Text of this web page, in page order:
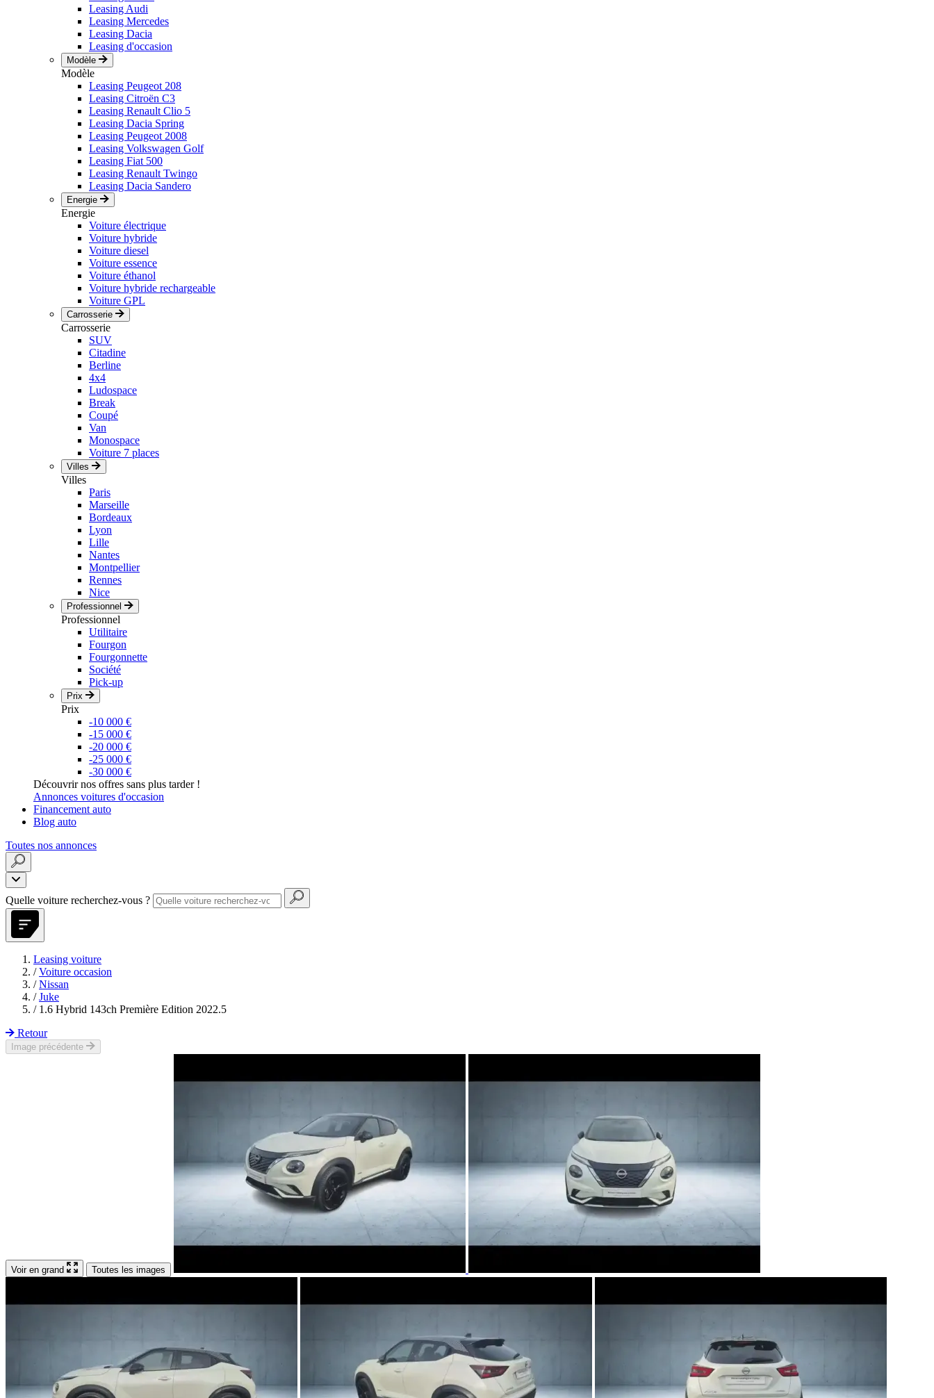
Leasing Audi
Leasing Mercedes
Leasing Dacia
Leasing d'occasion
Modèle
Modèle
Leasing Peugeot 208
Leasing Citroën C3
Leasing Renault Clio 5
Leasing Dacia Spring
Leasing Peugeot 2008
Leasing Volkswagen Golf
Leasing Fiat 500
Leasing Renault Twingo
Leasing Dacia Sandero
Energie
Energie
Voiture électrique
Voiture hybride
Voiture diesel
Voiture essence
Voiture éthanol
Voiture hybride rechargeable
Voiture GPL
Carrosserie
Carrosserie
SUV
Citadine
Berline
4x4
Ludospace
Break
Coupé
Van
Monospace
Voiture 7 places
Villes
Villes
Paris
Marseille
Bordeaux
Lyon
Lille
Nantes
Montpellier
Rennes
Nice
Professionnel
Professionnel
Utilitaire
Fourgon
Fourgonnette
Société
Pick-up
Prix
Prix
-10 000 €
-15 000 €
-20 000 €
-25 000 €
-30 000 €
Découvrir nos offres sans plus tarder !
Annonces voitures d'occasion
Financement auto
Blog auto
Toutes nos annonces
Quelle voiture recherchez-vous ?
Leasing voiture
/ Voiture occasion
/ Nissan
/ Juke
/ 1.6 Hybrid 143ch Première Edition 2022.5
Retour
Image précédente
Voir en grand Toutes les images